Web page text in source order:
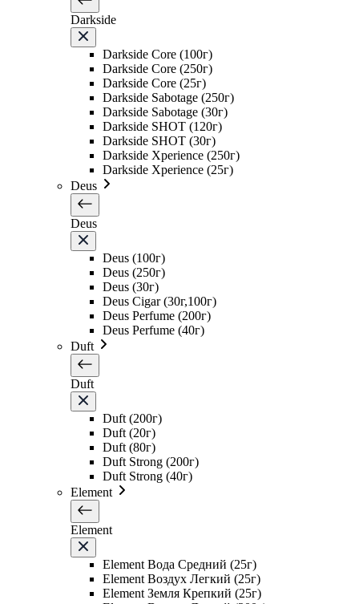
Darkside
Darkside Core (100г)
Darkside Core (250г)
Darkside Core (25г)
Darkside Sabotage (250г)
Darkside Sabotage (30г)
Darkside SHOT (120г)
Darkside SHOT (30г)
Darkside Xperience (250г)
Darkside Xperience (25г)
Deus
Deus
Deus (100г)
Deus (250г)
Deus (30г)
Deus Cigar (30г,100г)
Deus Perfume (200г)
Deus Perfume (40г)
Duft
Duft
Duft (200г)
Duft (20г)
Duft (80г)
Duft Strong (200г)
Duft Strong (40г)
Element
Element
Element Вода Средний (25г)
Element Воздух Легкий (25г)
Element Земля Крепкий (25г)